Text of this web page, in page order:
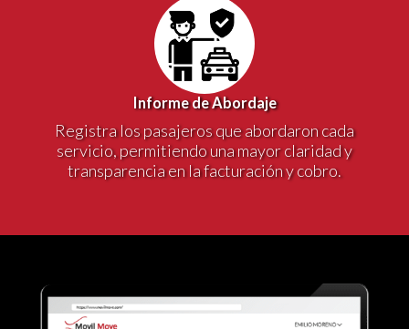
Informe de Abordaje
Registra los pasajeros que abordaron cada
servicio, permitiendo una mayor claridad y
transparencia en la facturación y cobro.